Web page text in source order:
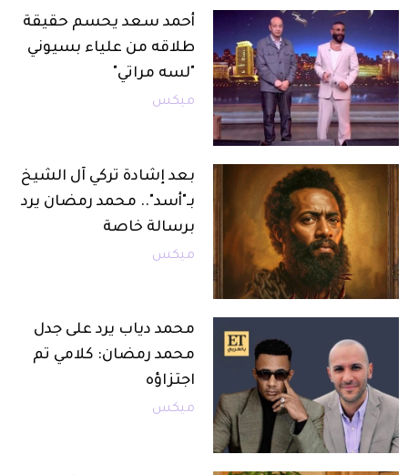
أحمد سعد يحسم حقيقة
طلاقه من علياء بسيوني
"لسه مراتي"
ميكس
بعد إشادة تركي آل الشيخ
بـ"أسد".. محمد رمضان يرد
برسالة خاصة
ميكس
محمد دياب يرد على جدل
محمد رمضان: كلامي تم
اجتزاؤه
ميكس